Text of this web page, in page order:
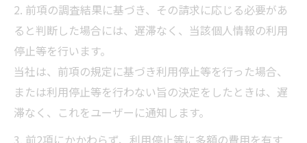
2. 前項の調査結果に基づき、その請求に応じる必要があ
ると判断した場合には、遅滞なく、当該個人情報の利用
停止等を行います。
当社は、前項の規定に基づき利用停止等を行った場合、
または利用停止等を行わない旨の決定をしたときは、遅
滞なく、これをユーザーに通知します。
3. 前2項にかかわらず、利用停止等に多額の費用を有す